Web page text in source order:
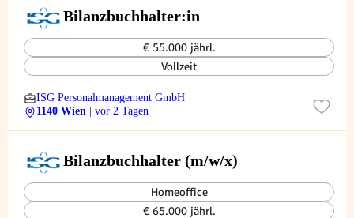
Bilanzbuchhalter:in
€ 55.000 jährl.
Vollzeit
ISG Personalmanagement GmbH
1140 Wien
| vor 2 Tagen
Bilanzbuchhalter (m/w/x)
Homeoffice
€ 65.000 jährl.